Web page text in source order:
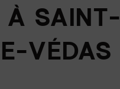
À SAINT-
VÉDAS